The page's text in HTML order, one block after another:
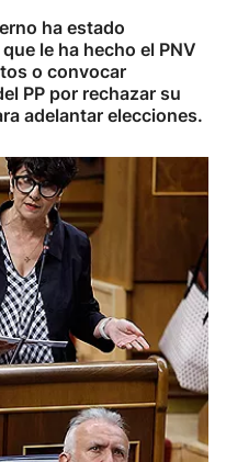
ha estado
le ha hecho el PNV
o convocar
PP por rechazar su
adelantar elecciones.